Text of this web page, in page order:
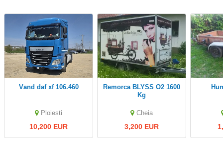
vand daf xf 106.460
Ploiesti
10,200 EUR
Remorca BLYSS O2 1600
Kg
Cheia
3,200 EUR